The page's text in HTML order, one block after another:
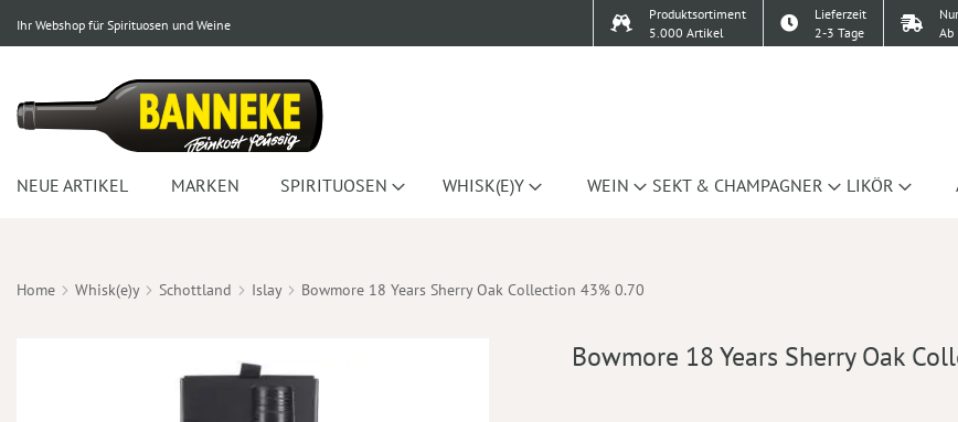
Ihr Webshop für Spirituosen und Weine
Produktsortiment
5.000 Artikel
Lieferzeit
2-3 Tage
Ab
NEUE ARTIKEL MARKEN SPIRITUOSEN WHISK(E)Y WEIN SEKT & CHAMPAGNER LIKÖR
Home Whisk(e)y Schottland Islay Bowmore 18 Years Sherry Oak Collection 43% 0.70
Bowmore 18 Years Sherry Oak